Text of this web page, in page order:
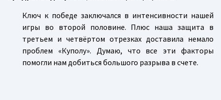
Ключ к победе заключался в интенсивности нашей
игры во второй половине. Плюс наша защита в
третьем и четвёртом отрезках доставила немало
проблем «Куполу». Думаю, что все эти факторы
помогли нам добиться большого разрыва в счете.